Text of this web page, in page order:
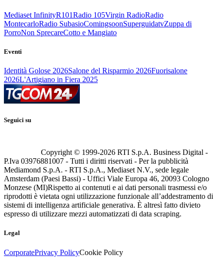
Mediaset InfinityR101Radio 105Virgin RadioRadio
MontecarloRadio SubasioComingsoonSuperguidatvZuppa di
PorroNon SprecareCotto e Mangiato
Eventi
Identità Golose 2026Salone del Risparmio 2026Fuorisalone
2026L'Artigiano in Fiera 2025
Seguici su
Copyright © 1999-2026 RTI S.p.A. Business Digital -
P.Iva 03976881007 - Tutti i diritti riservati - Per la pubblicità
Mediamond S.p.A. - RTI S.p.A., Mediaset N.V., sede legale
Amsterdam (Paesi Bassi) - Uffici Viale Europa 46, 20093 Cologno
Monzese (MI)Rispetto ai contenuti e ai dati personali trasmessi e/o
riprodotti è vietata ogni utilizzazione funzionale all’addestramento di
sistemi di intelligenza artificiale generativa. È altresì fatto divieto
espresso di utilizzare mezzi automatizzati di data scraping.
Legal
CorporatePrivacy PolicyCookie Policy